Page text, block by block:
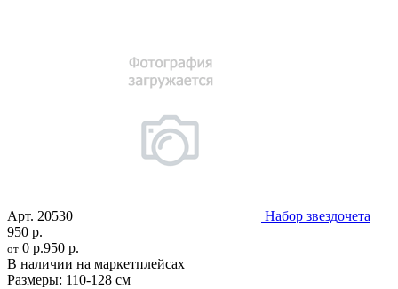
Арт. 20530
Набор звездочета
950 р.
от 0 р.950 р.
В наличии на маркетплейсах
Размеры: 110-128 см